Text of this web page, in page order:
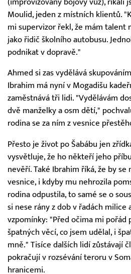
Moulid, jeden z místních klientů.
mi supervizor řekl, že mám talent
jako řidič školního autobusu.
podnikat v dopravě."
Ahmed si zas vydělává
Ibrahim má nyní v Mogadišu
zaměstnává tři lidi. "Vydělávám
dvě manželky a osm dětí,"
rodina se za ním z vesnice
Přesto je život po Šabábu jen
vysvětluje, že ho někteří jeho
nevěří. Také Ibrahim říká, že by
vesnice, i kdyby mu nehrozila
rodina odpustila, to samé se o
si nese rány z dob v řadách milice
vzpomínky: "Před očima mi pořád
špatných věcí, co jsem udělal, i
mně." Tisíce dalších lidí zůstávají
pokračují v rozsévání teroru v
hranicemi.